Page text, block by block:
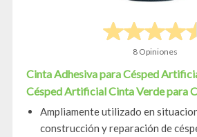
8 Opiniones
Cinta Adhesiva para Césped
Césped Artificial Cinta Verde para
Ampliamente utilizado en
construcción y reparación de